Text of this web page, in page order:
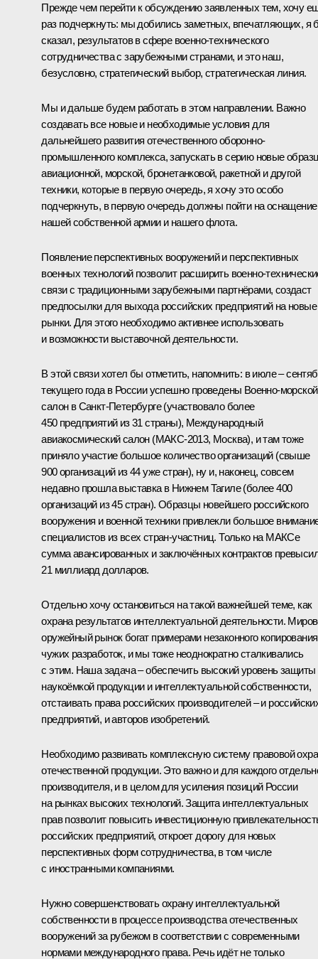
Прежде чем перейти к обсуждению заявленных тем, хочу
раз подчеркнуть: мы добились заметных, впечатляющих, я
сказал, результатов в сфере военно-технического
сотрудничества с зарубежными странами, и это наш,
безусловно, стратегический выбор, стратегическая линия.
Мы и дальше будем работать в этом направлении. Важно
создавать все новые и необходимые условия для
дальнейшего развития отечественного оборонно-
промышленного комплекса, запускать в серию новые
авиационной, морской, бронетанковой, ракетной и другой
техники, которые в первую очередь, я хочу это особо
подчеркнуть, в первую очередь должны пойти на оснащение
нашей собственной армии и нашего флота.
Появление перспективных вооружений и перспективных
военных технологий позволит расширить военно-
связи с традиционными зарубежными партнёрами, создаст
предпосылки для выхода российских предприятий на новые
рынки. Для этого необходимо активнее использовать
и возможности выставочной деятельности.
В этой связи хотел бы отметить, напомнить: в июле –
текущего года в России успешно проведены Военно-морской
салон в Санкт-Петербурге (участвовало более
450 предприятий из 31 страны), Международный
авиакосмический салон (МАКС-2013, Москва), и там тоже
приняло участие большое количество организаций (свыше
900 организаций из 44 уже стран), ну и, наконец, совсем
недавно прошла выставка в Нижнем Тагиле (более 400
организаций из 45 стран). Образцы новейшего российского
вооружения и военной техники привлекли большое
специалистов из всех стран-участниц. Только на МАКСе
сумма авансированных и заключённых контрактов
21 миллиард долларов.
Отдельно хочу остановиться на такой важнейшей теме, как
охрана результатов интеллектуальной деятельности.
оружейный рынок богат примерами незаконного копирования
чужих разработок, и мы тоже неоднократно сталкивались
с этим. Наша задача – обеспечить высокий уровень защиты
наукоёмкой продукции и интеллектуальной собственности,
отстаивать права российских производителей – и
предприятий, и авторов изобретений.
Необходимо развивать комплексную систему правовой
отечественной продукции. Это важно и для каждого
производителя, и в целом для усиления позиций России
на рынках высоких технологий. Защита интеллектуальных
прав позволит повысить инвестиционную
российских предприятий, откроет дорогу для новых
перспективных форм сотрудничества, в том числе
с иностранными компаниями.
Нужно совершенствовать охрану интеллектуальной
собственности в процессе производства отечественных
вооружений за рубежом в соответствии с современными
нормами международного права. Речь идёт не только